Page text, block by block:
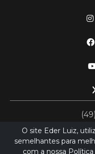
O site Eder Luiz,
semelhantes para
com a nossa